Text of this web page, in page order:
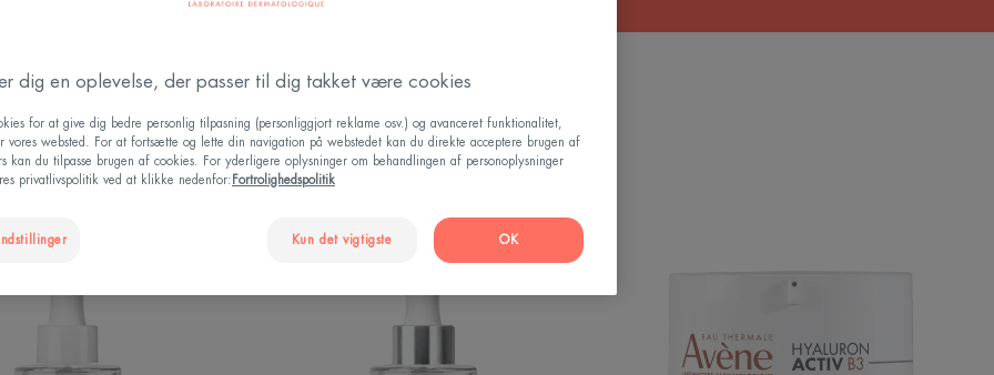
i ansigtet Konsistens Kan bruges af Hudtyper ansigt
Serum
Hyaluron
Plumping
Activ
intensive
dig en oplevelse, der passer til dig takket være cookies
for at give dig bedre personlig tilpasning (personliggjort reklame osv.) og avanceret funktionalitet,
vores websted. For at fortsætte og lette din navigation på webstedet kan du direkte acceptere brugen af
kan du tilpasse brugen af cookies. For yderligere oplysninger om behandlingen af personoplysninger
privatlivspolitik ved at klikke nedenfor: Fortrolighedspolitik
Kun det vigtigste OK